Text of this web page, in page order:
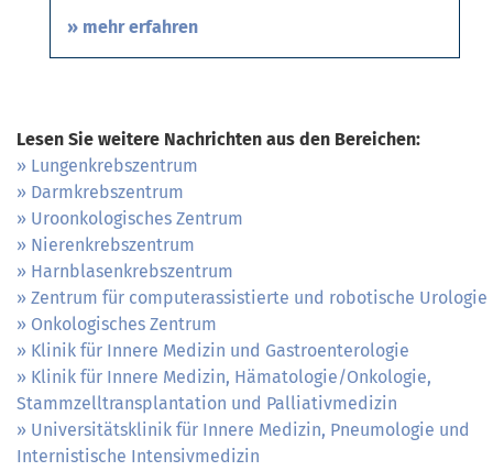
» mehr erfahren
Lesen Sie weitere Nachrichten aus den Bereichen:
Lungenkrebszentrum
Darmkrebszentrum
Uroonkologisches Zentrum
Nierenkrebszentrum
Harnblasenkrebszentrum
Zentrum für computerassistierte und robotische Urologie
Onkologisches Zentrum
Klinik für Innere Medizin und Gastroenterologie
Klinik für Innere Medizin, Hämatologie/Onkologie,
Stammzelltransplantation und Palliativmedizin
Universitätsklinik für Innere Medizin, Pneumologie und
Internistische Intensivmedizin